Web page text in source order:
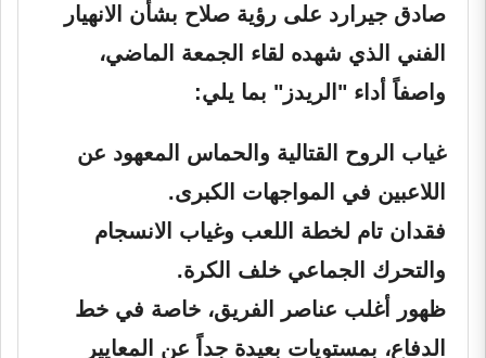
صادق جيرارد على رؤية صلاح بشأن الانهيار
الفني الذي شهده لقاء الجمعة الماضي،
واصفاً أداء "الريدز" بما يلي:
غياب الروح القتالية والحماس المعهود عن
اللاعبين في المواجهات الكبرى.
فقدان تام لخطة اللعب وغياب الانسجام
والتحرك الجماعي خلف الكرة.
ظهور أغلب عناصر الفريق، خاصة في خط
الدفاع، بمستويات بعيدة جداً عن المعايير